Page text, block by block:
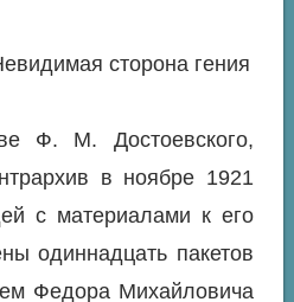
сторона гения
Ф. М. Достоевского,
в ноябре 1921
с материалами к его
одиннадцать пакетов
Федора Михайловича